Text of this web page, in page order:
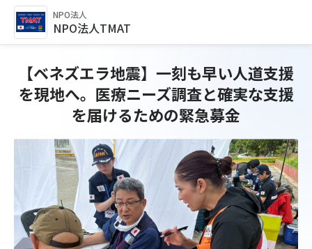
NPO法人
NPO法人TMAT
【ベネズエラ地震】一刻も早い人道支援
を現地へ。医療ニーズ調査と確実な支援
を届けるための緊急募金